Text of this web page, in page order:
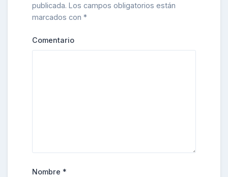
publicada. Los campos obligatorios están
marcados con *
Comentario
Nombre *